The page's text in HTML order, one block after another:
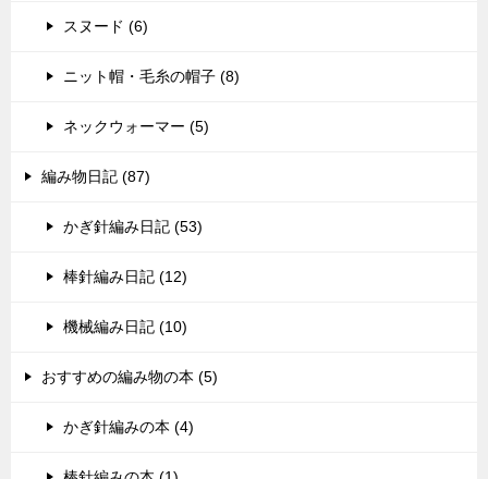
スヌード (6)
ニット帽・毛糸の帽子 (8)
ネックウォーマー (5)
編み物日記 (87)
かぎ針編み日記 (53)
棒針編み日記 (12)
機械編み日記 (10)
おすすめの編み物の本 (5)
かぎ針編みの本 (4)